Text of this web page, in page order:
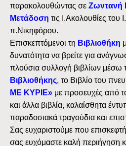
παρακολουθώντας σε Ζωντανή
Μετάδοση τις Ι.Ακολουθίες του
π.Νικηφόρου.
Επισκεπτόμενοι τη Βιβλιοθήκη
δυνατότητα να βρείτε για
πλούσια συλλογή βιβλίων μέσω
Βιβλιοθήκης, το Βιβλίο του
ΜΕ ΚΥΡΙΕ» με προσευχές από
και άλλα βιβλία, καλαίσθητα
παραδοσιακά τραγούδια και
Σας ευχαριστούμε που
σας ευχόμαστε καλή περιήγηση